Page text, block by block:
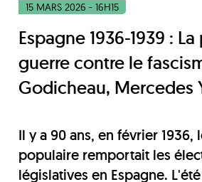
15 MARS 2026 - 16H15
Espagne 1936-1939 : La première
guerre contre le
Godicheau, Mercedes
Il y a 90 ans, en février 1936,
populaire remportait les
législatives en Espagne.